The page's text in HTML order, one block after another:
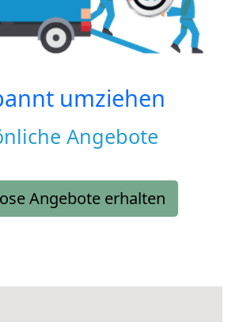
umziehen
Angebote
Angebote erhalten